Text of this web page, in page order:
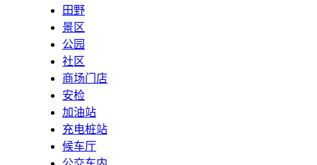
田野
景区
公园
社区
商场门店
安检
加油站
充电桩站
候车厅